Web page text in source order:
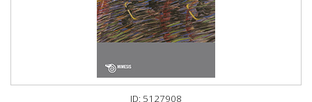
ID: 5127908